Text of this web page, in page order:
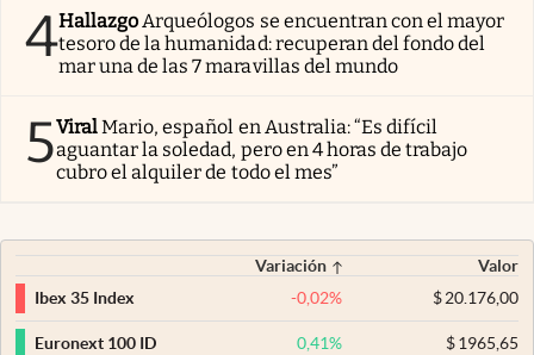
4Hallazgo Arqueólogos se encuentran con el mayor
tesoro de la humanidad: recuperan del fondo del
mar una de las 7 maravillas del mundo
5ViralMario, español en Australia: “Es difícil
aguantar la soledad, pero en 4 horas de trabajo
cubro el alquiler de todo el mes”
Variación
Valor
Ibex 35 Index
-0,02% $20.176,00
Euronext 100 ID 0,41% $1965,65